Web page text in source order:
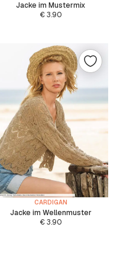
Jacke im Mustermix
€3.90
CARDIGAN
Jacke im Wellenmuster
€3.90